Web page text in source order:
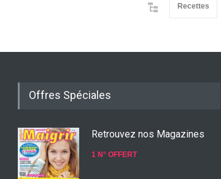
Recettes
Offres Spéciales
Retrouvez nos Magazines
1 N° OFFERT